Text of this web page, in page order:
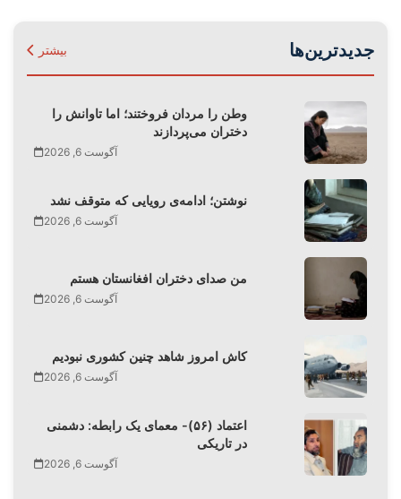
جدیدترین‌ها بیشتر
وطن را مردان فروختند؛ اما تاوانش را
دختران می‌پردازند
آگوست 6, 2026
نوشتن؛ ادامه‌ی رویایی که متوقف نشد
آگوست 6, 2026
من صدای دختران افغانستان هستم
آگوست 6, 2026
کاش امروز شاهد چنین کشوری نبودیم
آگوست 6, 2026
اعتماد (۵۶)- معمای یک رابطه: دشمنی
در تاریکی
آگوست 6, 2026